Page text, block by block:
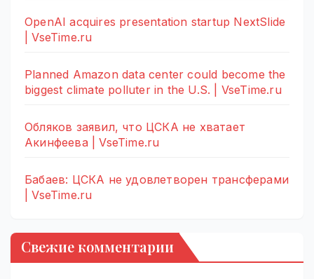
OpenAI acquires presentation startup NextSlide
| VseTime.ru
Planned Amazon data center could become the
biggest climate polluter in the U.S. | VseTime.ru
Обляков заявил, что ЦСКА не хватает
Акинфеева | VseTime.ru
Бабаев: ЦСКА не удовлетворен трансферами
| VseTime.ru
Свежие комментарии